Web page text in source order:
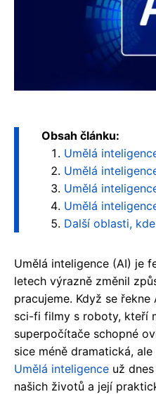
Obsah článku:
Umělá
Umělá
Umělá
Umělá
Další oblasti,
Umělá inteligence (AI) je
letech výrazně změnil
pracujeme. Když se
sci-fi filmy s roboty, kteří
superpočítače schopné
sice méně dramatická,
Umělá inteligence už
našich životů a její